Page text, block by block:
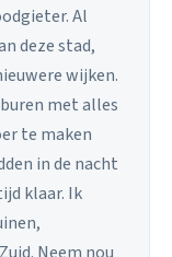
Al
deze stad,
wijken.
met alles
te maken
in de nacht
klaar. Ik